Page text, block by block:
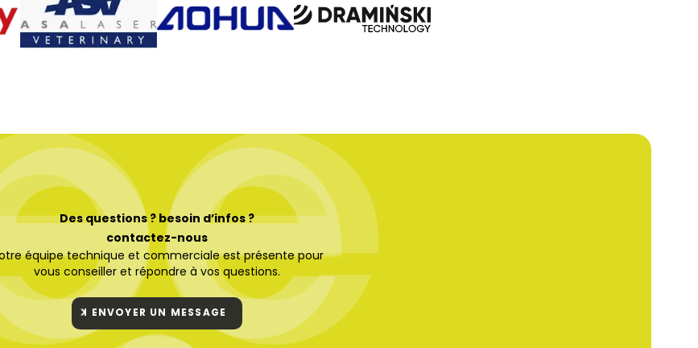
Des questions ? besoin d’infos ?
contactez-nous
équipe technique et commerciale est présente pour
vous conseiller et répondre à vos questions.
ENVOYER UN MESSAGE